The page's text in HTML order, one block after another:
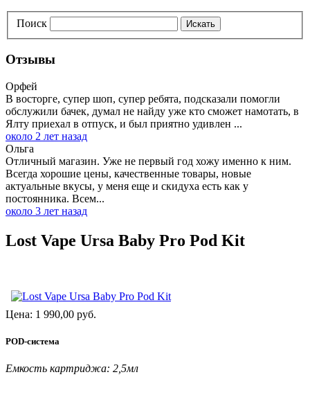
Поиск Искать
Отзывы
Орфей
В восторге, супер шоп, супер ребята, подсказали помогли
обслужили бачек, думал не найду уже кто сможет намотать, в
Ялту приехал в отпуск, и был приятно удивлен ...
около 2 лет назад
Ольга
Отличный магазин. Уже не первый год хожу именно к ним.
Всегда хорошие цены, качественные товары, новые
актуальные вкусы, у меня еще и скидуха есть как у
постоянника. Всем...
около 3 лет назад
Lost Vape Ursa Baby Pro Pod Kit
Цена: 1 990,00 руб.
POD-система
Емкость картриджа: 2,5мл